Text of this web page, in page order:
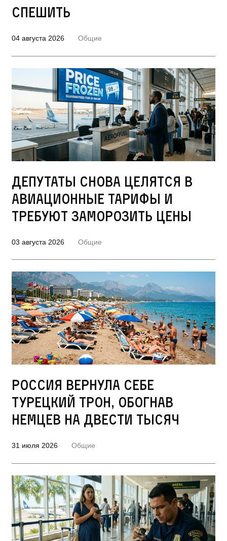
спешить
04 августа 2026 Общие
Депутаты снова целятся в
авиационные тарифы и
требуют заморозить цены
03 августа 2026 Общие
Россия вернула себе
турецкий трон, обогнав
немцев на двести тысяч
31 июля 2026 Общие